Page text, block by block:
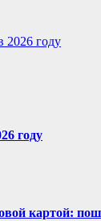
2026 году
году
картой: